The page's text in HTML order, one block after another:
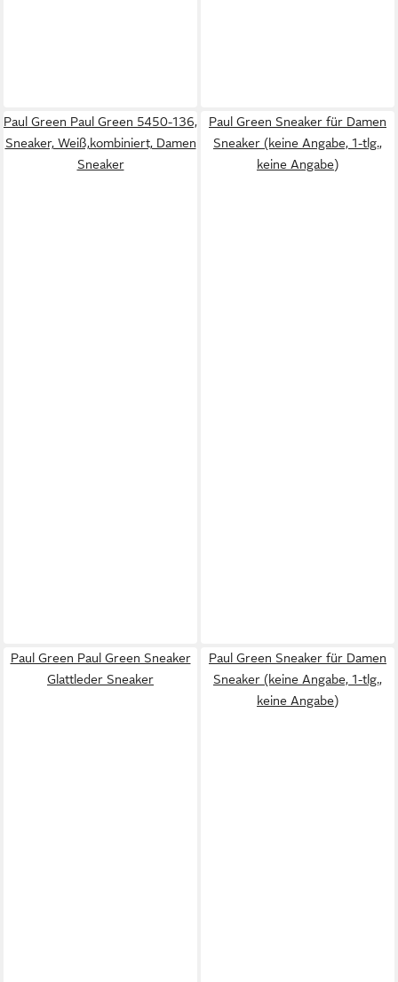
Paul Green Paul Green 5450-136,
Sneaker, Weiß,kombiniert, Damen
Sneaker
Paul Green Sneaker für Damen
Sneaker (keine Angabe, 1-tlg.,
keine Angabe)
Paul Green Paul Green Sneaker
Glattleder Sneaker
Paul Green Sneaker für Damen
Sneaker (keine Angabe, 1-tlg.,
keine Angabe)